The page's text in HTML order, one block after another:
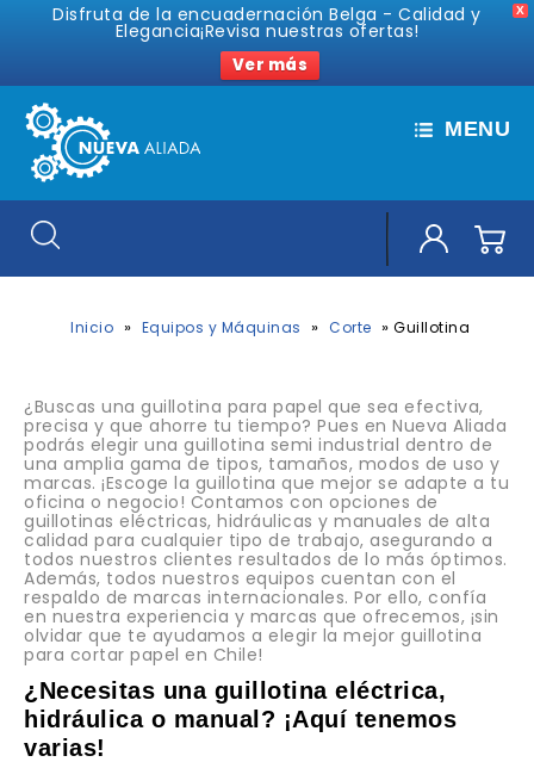
X
Disfruta de la encuadernación Belga - Calidad y
Elegancia¡Revisa nuestras ofertas!
Ver más
MENU
Inicio » Equipos y Máquinas » Corte » Guillotina
¿Buscas una guillotina para papel que sea efectiva,
precisa y que ahorre tu tiempo? Pues en Nueva Aliada
podrás elegir una guillotina semi industrial dentro de
una amplia gama de tipos, tamaños, modos de uso y
marcas. ¡Escoge la guillotina que mejor se adapte a tu
oficina o negocio! Contamos con opciones de
guillotinas eléctricas, hidráulicas y manuales de alta
calidad para cualquier tipo de trabajo, asegurando a
todos nuestros clientes resultados de lo más óptimos.
Además, todos nuestros equipos cuentan con el
respaldo de marcas internacionales. Por ello, confía
en nuestra experiencia y marcas que ofrecemos, ¡sin
olvidar que te ayudamos a elegir la mejor guillotina
para cortar papel en Chile!
¿Necesitas una guillotina eléctrica,
hidráulica o manual? ¡Aquí tenemos
varias!